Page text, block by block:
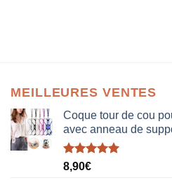
MEILLEURES VENTES
Coque tour de cou
avec anneau de
Note5.00
8,90€